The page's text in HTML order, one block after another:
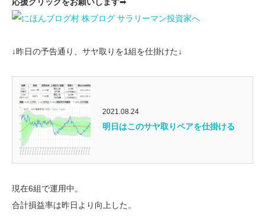
↓昨日の予告通り、サヤ取りを1組を仕掛けた↓
2021.08.24
明日はこのサヤ取りペアを仕掛ける
現在6組で運用中。
合計損益率は昨日より向上した。